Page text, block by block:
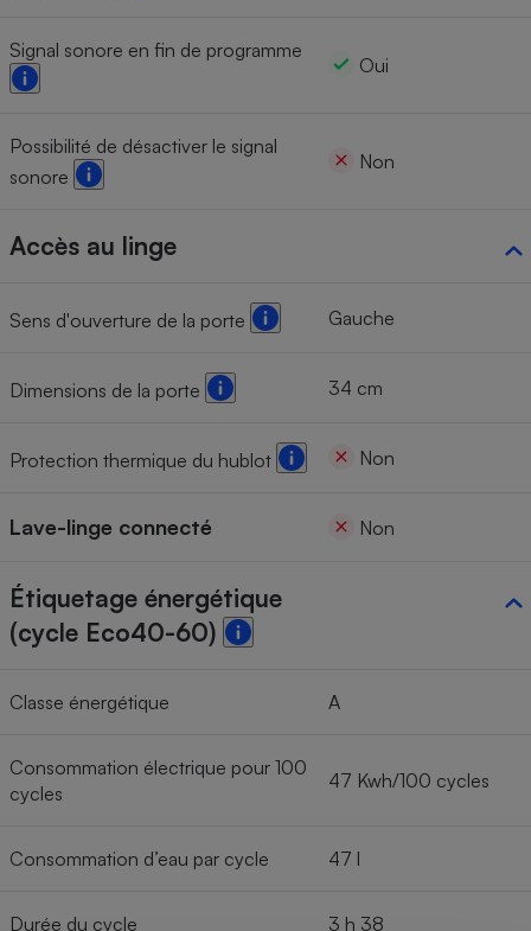
Signal sonore en fin de programme
Oui
Possibilité de désactiver le signal
sonore
Non
Accès au linge
Sens d'ouverture de la porte Gauche
Dimensions de la porte 34 cm
Protection thermique du hublot Non
Lave-linge connecté Non
Étiquetage énergétique
(cycle Eco40-60)
Classe énergétique A
Consommation électrique pour 100
cycles
47 Kwh/100 cycles
Consommation d’eau par cycle 47 l
Durée du cycle 3 h 38